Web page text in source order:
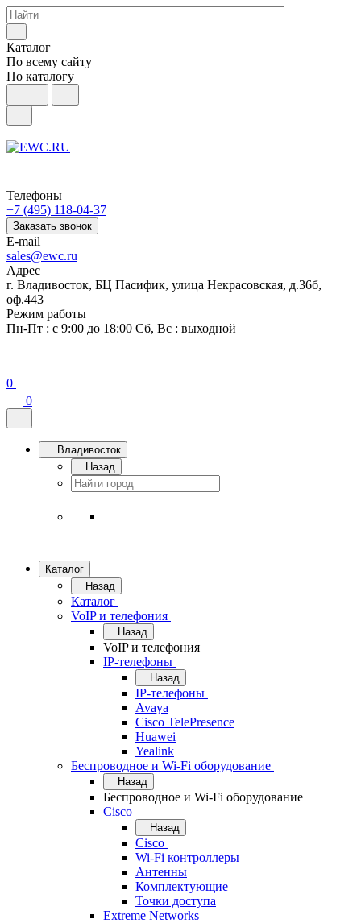
Каталог
По всему сайту
По каталогу
Телефоны
+7 (495) 118-04-37
Заказать звонок
E-mail
sales@ewc.ru
Адрес
г. Владивосток, БЦ Пасифик, улица Некрасовская, д.36б,
оф.443
Режим работы
Пн-Пт : с 9:00 до 18:00 Сб, Вс : выходной
0
0
Владивосток
Назад
Каталог
Назад
Каталог
VoIP и телефония
Назад
VoIP и телефония
IP-телефоны
Назад
IP-телефоны
Avaya
Cisco TelePresence
Huawei
Yealink
Беспроводное и Wi-Fi оборудование
Назад
Беспроводное и Wi-Fi оборудование
Cisco
Назад
Cisco
Wi-Fi контроллеры
Антенны
Комплектующие
Точки доступа
Extreme Networks